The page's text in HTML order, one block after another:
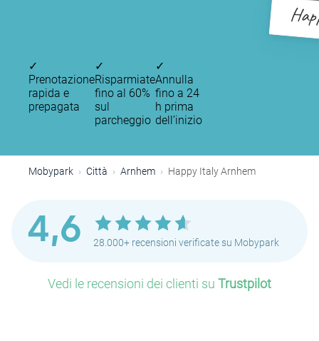
✓
Prenotazione
rapida e
prepagata
✓
Risparmiate
fino al 60%
sul
parcheggio
✓
Annulla
fino a 24
h prima
dell’inizio
Mobypark Città Arnhem Happy Italy Arnhem
4,6 28.000+ recensioni verificate su Mobypark
Vedi le recensioni dei clienti su Trustpilot